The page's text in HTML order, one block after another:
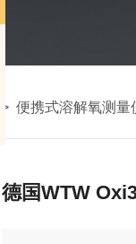
> 便携式溶解氧测量
德国WTW